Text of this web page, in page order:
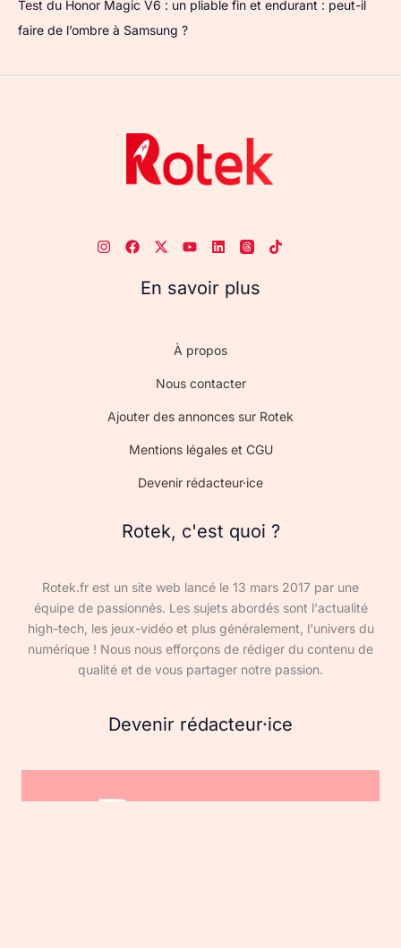
Test du Honor Magic V6 : un pliable fin et endurant : peut-il
faire de l’ombre à Samsung ?
En savoir plus
À propos
Nous contacter
Ajouter des annonces sur Rotek
Mentions légales et CGU
Devenir rédacteur·ice
Rotek, c'est quoi ?
Rotek.fr est un site web lancé le 13 mars 2017 par une
équipe de passionnés. Les sujets abordés sont l'actualité
high-tech, les jeux-vidéo et plus généralement, l'univers du
numérique ! Nous nous efforçons de rédiger du contenu de
qualité et de vous partager notre passion.
Devenir rédacteur·ice